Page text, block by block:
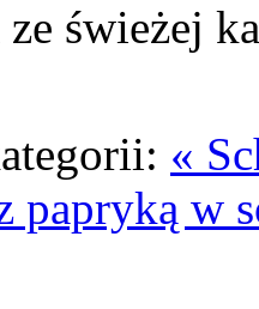
«
papryką w